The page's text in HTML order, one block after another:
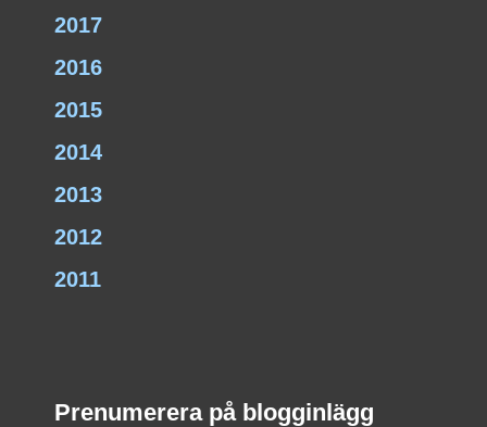
2017
2016
2015
2014
2013
2012
2011
Prenumerera på blogginlägg